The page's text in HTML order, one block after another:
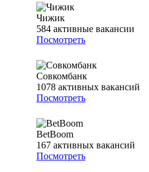
Чижик
584 активные вакансии
Посмотреть
Совкомбанк
1078 активных вакансий
Посмотреть
BetBoom
167 активных вакансий
Посмотреть